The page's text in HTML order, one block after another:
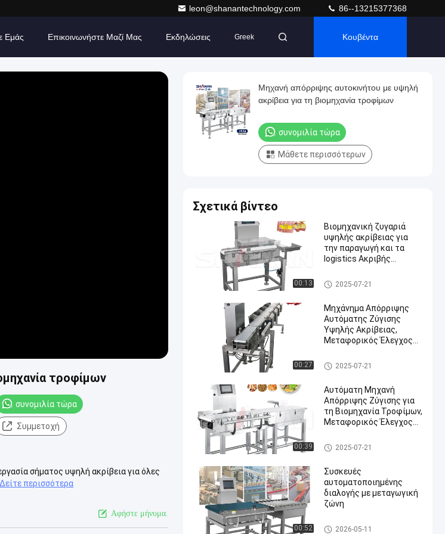
leon@shanantechnology.com 86--13215377368
Εμάς Επικοινωνήστε Μαζί Μας Εκδηλώσεις Greek Κουβέντα
τροφίμων
συνομιλία τώρα
Συμμετοχή
σήματος υψηλή ακρίβεια για όλες
Δείτε περισσότερα
Αφήστε μήνυμα.
Μηχανή απόρριψης αυτοκινήτου με υψηλή
ακρίβεια για τη βιομηχανία τροφίμων
συνομιλία τώρα
Μάθετε περισσότερων
Σχετικά βίντεο
00:13
Βιομηχανική ζυγαριά
υψηλής ακρίβειας για
την παραγωγή και τα
logistics Ακριβής
Ελεγκτής βάρους μεταφορέ
ων
2025-07-21
00:27
Μηχάνημα Απόρριψης
Αυτόματης Ζύγισης
Υψηλής Ακρίβειας,
Μεταφορικός Έλεγχος
Βιομηχανία Τροφίμων,
Φαρμακευτικά Προϊόντα
Ελεγκτής βάρους μεταφορέ
ων
2025-07-21
00:39
Αυτόματη Μηχανή
Απόρριψης Ζύγισης για
τη Βιομηχανία Τροφίμων,
Μεταφορικός Έλεγχος
Βάρους 300g-30kg
Ελεγκτής βάρους μεταφορέ
ων
2025-07-21
00:52
Συσκευές
αυτοματοποιημένης
διαλογής με μεταγωγική
ζώνη
Ελεγκτής βάρους μεταφορέ
2026-05-11